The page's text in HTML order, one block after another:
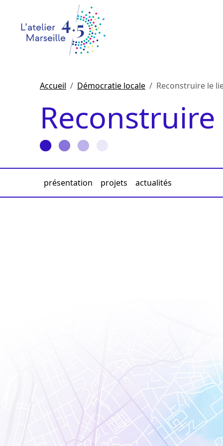
Accueil Démocratie locale Reconstruire le
présentation projets actualités